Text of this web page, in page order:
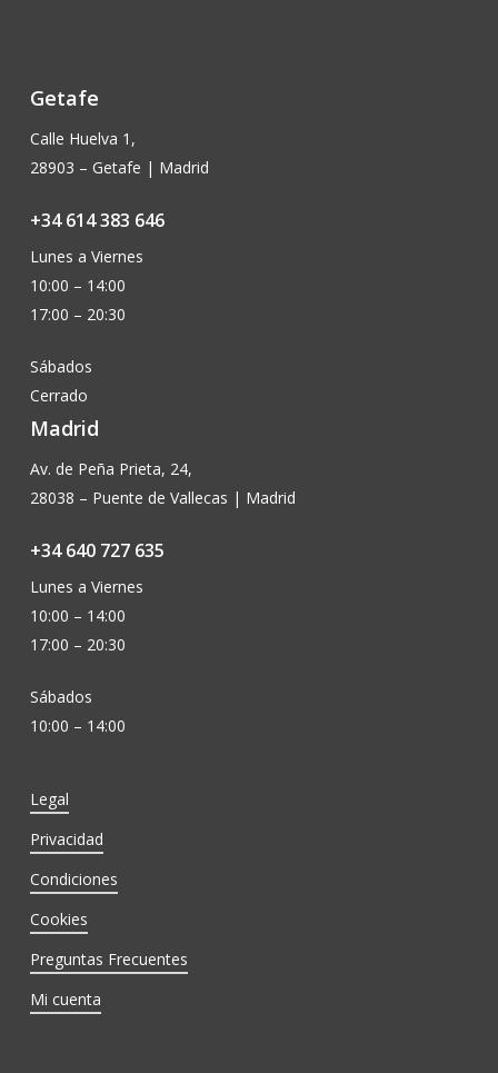
Getafe
Calle Huelva 1,
28903 – Getafe | Madrid
+34 614 383 646
Lunes a Viernes
10:00 – 14:00
17:00 – 20:30
Sábados
Cerrado
Madrid
Av. de Peña Prieta, 24,
28038 – Puente de Vallecas | Madrid
+34 640 727 635
Lunes a Viernes
10:00 – 14:00
17:00 – 20:30
Sábados
10:00 – 14:00
Legal
Privacidad
Condiciones
Cookies
Preguntas Frecuentes
Mi cuenta